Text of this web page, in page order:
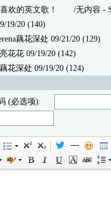
欢的英文歌！
/无内容 -
20 (140)
藕花深处 09/21/20 (129)
花花 09/19/20 (142)
深处 09/19/20 (124)
(必选项):